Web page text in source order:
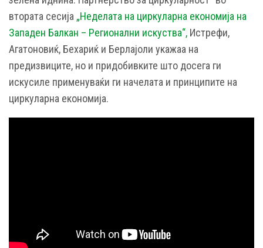
втората сесија „Неделата на циркуларна економија на
Западен Балкан – Регионални искуства“, Истрефи,
Агатоновиќ, Бехариќ и Берлајоли укажаа на
предизвиците, но и придобивките што досега ги
искусиле применуваќи ги начелата и принципите на
циркуларна економија.